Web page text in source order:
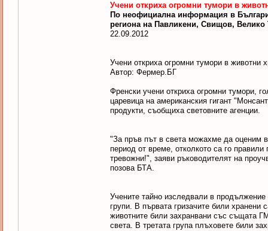
Учени откриха огромни тумори в
По неофициална информация в
региона на Павликени, Свищов,
22.09.2012
Учени откриха огромни тумори в животни
Автор: Фермер.БГ
Френски учени откриха огромни тумори,
царевица на американския гигант
продукти, съобщиха световните агенции.
"За пръв път в света можахме да оценим
период от време, отколкото са го
тревожни!", заяви ръководителят на
позова БТА.
Учените тайно изследвали в
групи. В първата гризачите били
животните били захранвани със същата
света. В третата група плъховете били